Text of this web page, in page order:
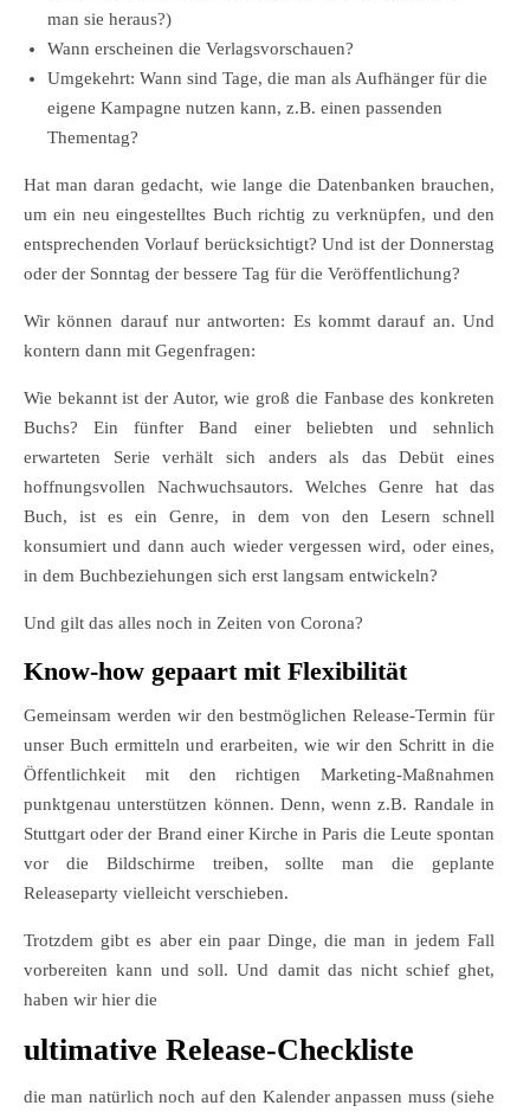
man sie heraus?)
Wann erscheinen die Verlagsvorschauen?
Umgekehrt: Wann sind Tage, die man als Aufhänger für die
eigene Kampagne nutzen kann, z.B. einen passenden
Thementag?
Hat man daran gedacht, wie lange die Datenbanken brauchen,
um ein neu eingestelltes Buch richtig zu verknüpfen, und den
entsprechenden Vorlauf berücksichtigt? Und ist der Donnerstag
oder der Sonntag der bessere Tag für die Veröffentlichung?
Wir können darauf nur antworten: Es kommt darauf an. Und
kontern dann mit Gegenfragen:
Wie bekannt ist der Autor, wie groß die Fanbase des konkreten
Buchs? Ein fünfter Band einer beliebten und sehnlich
erwarteten Serie verhält sich anders als das Debüt eines
hoffnungsvollen Nachwuchsautors. Welches Genre hat das
Buch, ist es ein Genre, in dem von den Lesern schnell
konsumiert und dann auch wieder vergessen wird, oder eines,
in dem Buchbeziehungen sich erst langsam entwickeln?
Und gilt das alles noch in Zeiten von Corona?
Know-how gepaart mit Flexibilität
Gemeinsam werden wir den bestmöglichen Release-Termin für
unser Buch ermitteln und erarbeiten, wie wir den Schritt in die
Öffentlichkeit mit den richtigen Marketing-Maßnahmen
punktgenau unterstützen können. Denn, wenn z.B. Randale in
Stuttgart oder der Brand einer Kirche in Paris die Leute spontan
vor die Bildschirme treiben, sollte man die geplante
Releaseparty vielleicht verschieben.
Trotzdem gibt es aber ein paar Dinge, die man in jedem Fall
vorbereiten kann und soll. Und damit das nicht schief ghet,
haben wir hier die
ultimative Release-Checkliste
die man natürlich noch auf den Kalender anpassen muss (siehe